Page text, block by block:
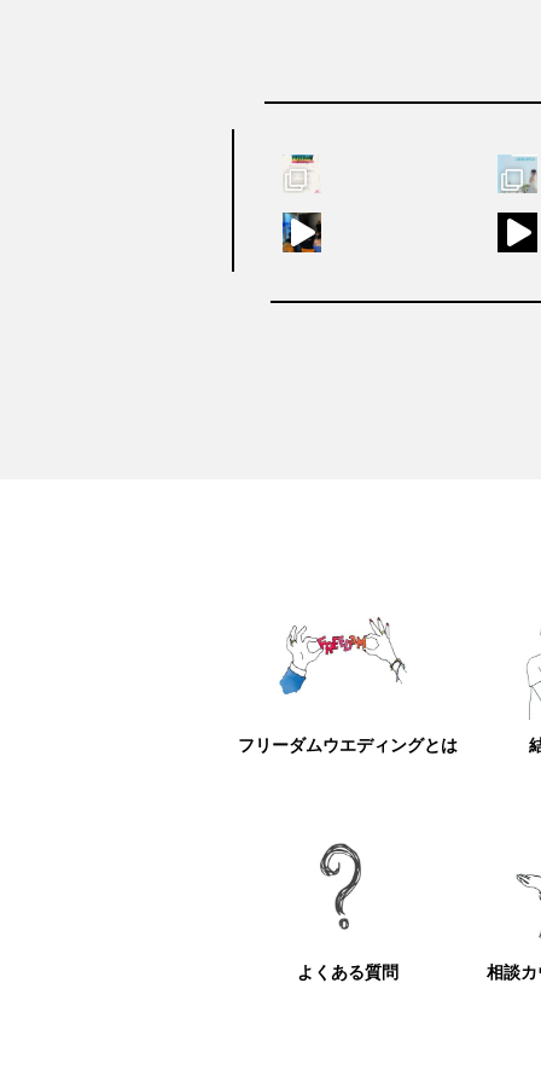
フリーダムウエディングとは
よくある質問 相談